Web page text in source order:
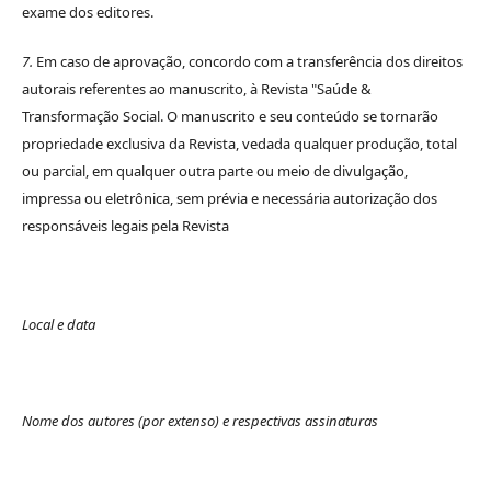
exame dos editores.
7. Em caso de aprovação, concordo com a transferência dos direitos
autorais referentes ao manuscrito, à Revista "Saúde &
Transformação Social. O manuscrito e seu conteúdo se tornarão
propriedade exclusiva da Revista, vedada qualquer produção, total
ou parcial, em qualquer outra parte ou meio de divulgação,
impressa ou eletrônica, sem prévia e necessária autorização dos
responsáveis legais pela Revista
Local e data
Nome dos autores (por extenso) e respectivas assinaturas